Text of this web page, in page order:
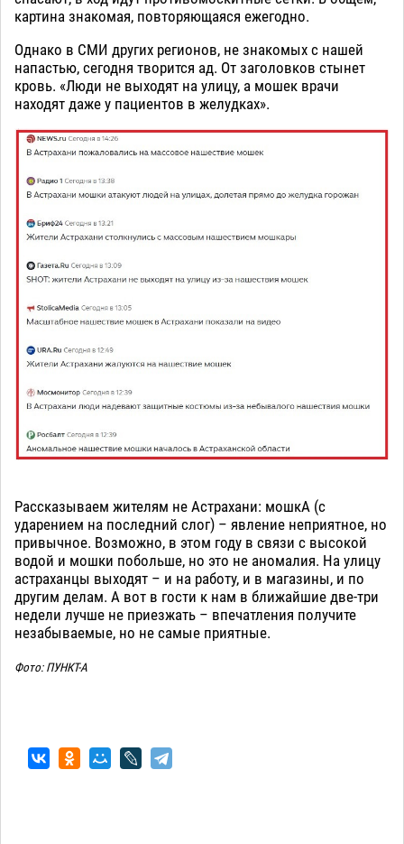
картина знакомая, повторяющаяся ежегодно.
Однако в СМИ других регионов, не знакомых с нашей
напастью, сегодня творится ад. От заголовков стынет
кровь. «Люди не выходят на улицу, а мошек врачи
находят даже у пациентов в желудках».
Рассказываем жителям не Астрахани: мошкА (с
ударением на последний слог) – явление неприятное, но
привычное. Возможно, в этом году в связи с высокой
водой и мошки побольше, но это не аномалия. На улицу
астраханцы выходят – и на работу, и в магазины, и по
другим делам. А вот в гости к нам в ближайшие две-три
недели лучше не приезжать – впечатления получите
незабываемые, но не самые приятные.
Фото: ПУНКТ-А